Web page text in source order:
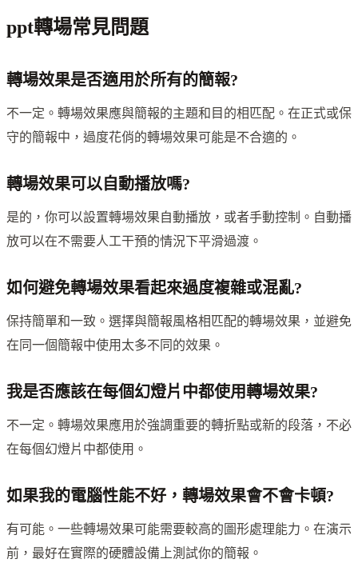
ppt轉場常見問題
轉場效果是否適用於所有的簡報?
不一定。轉場效果應與簡報的主題和目的相匹配。在正式或保
守的簡報中，過度花俏的轉場效果可能是不合適的。
轉場效果可以自動播放嗎?
是的，你可以設置轉場效果自動播放，或者手動控制。自動播
放可以在不需要人工干預的情況下平滑過渡。
如何避免轉場效果看起來過度複雜或混亂?
保持簡單和一致。選擇與簡報風格相匹配的轉場效果，並避免
在同一個簡報中使用太多不同的效果。
我是否應該在每個幻燈片中都使用轉場效果?
不一定。轉場效果應用於強調重要的轉折點或新的段落，不必
在每個幻燈片中都使用。
如果我的電腦性能不好，轉場效果會不會卡頓?
有可能。一些轉場效果可能需要較高的圖形處理能力。在演示
前，最好在實際的硬體設備上測試你的簡報。